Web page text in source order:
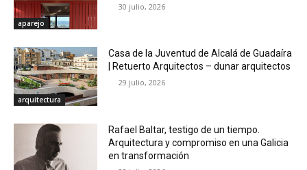
aparejo
30 julio, 2026
arquitectura
Casa de la Juventud de Alcalá de Guadaíra
| Retuerto Arquitectos – dunar arquitectos
29 julio, 2026
Rafael Baltar, testigo de un tiempo.
Arquitectura y compromiso en una Galicia
en transformación